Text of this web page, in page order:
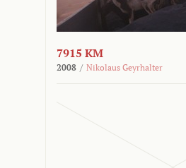
7915 KM
2008 / Nikolaus Geyrhalter